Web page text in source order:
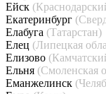
Ейск
Екатеринбург
Елабуга (Татарстан)
Елец (Липецкая
Елизово
Ельня (Смоленская
Еманжелинск